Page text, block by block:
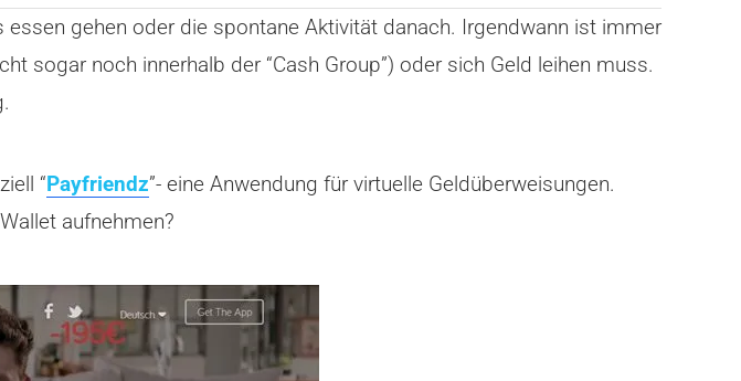
gehen oder die spontane Aktivität danach. Irgendwann ist immer
sogar noch innerhalb der “Cash Group”) oder sich Geld leihen muss.
“Payfriendz”- eine Anwendung für virtuelle Geldüberweisungen.
aufnehmen?